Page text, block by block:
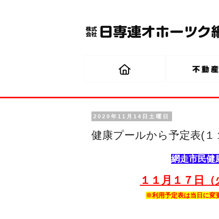
2020年11月14日土曜日
健康プールから予定表(
網走市民
１１月１７ 日
※利用予定表は当日に変